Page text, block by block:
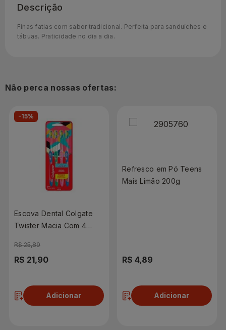
Descrição
Finas fatias com sabor tradicional. Perfeita para sanduíches e
tábuas. Praticidade no dia a dia.
Não perca nossas ofertas:
-15%
Escova Dental Colgate
Twister Macia Com 4
R$ 25,89
R$ 21,90
Adicionar
Refresco em Pó Teens
Mais Limão 200g
R$ 4,89
Adicionar